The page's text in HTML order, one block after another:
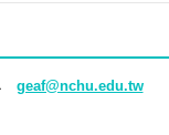
geaf@nchu.edu.tw